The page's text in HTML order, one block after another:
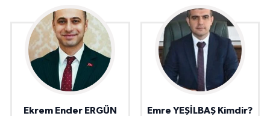
Ekrem Ender ERGÜN
Emre YEŞİLBAŞ Kimdir?